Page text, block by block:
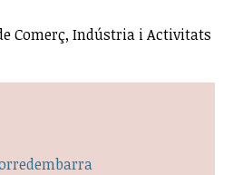
Comerç, Indústria i Activitats